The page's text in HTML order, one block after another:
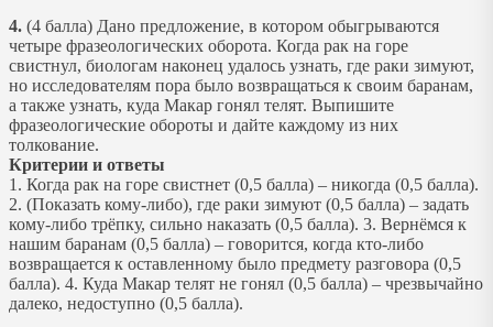
4. (4 балла) Дано предложение, в котором обыгрываются
четыре фразеологических оборота. Когда рак на горе
свистнул, биологам наконец удалось узнать, где раки зимуют,
но исследователям пора было возвращаться к своим баранам,
а также узнать, куда Макар гонял телят. Выпишите
фразеологические обороты и дайте каждому из них
толкование.
Критерии и ответы
1. Когда рак на горе свистнет (0,5 балла) – никогда (0,5 балла).
2. (Показать кому-либо), где раки зимуют (0,5 балла) – задать
кому-либо трёпку, сильно наказать (0,5 балла). 3. Вернёмся к
нашим баранам (0,5 балла) – говорится, когда кто-либо
возвращается к оставленному было предмету разговора (0,5
балла). 4. Куда Макар телят не гонял (0,5 балла) – чрезвычайно
далеко, недоступно (0,5 балла).